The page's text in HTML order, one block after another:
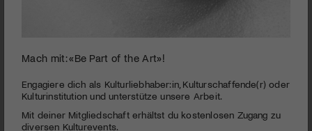
Teilnehmer der ersten Generalversammlung des Schweizer Humors:
Michael Elsener
Montreux Comedy Festival | Generalversammlung
Mach mit: «Be Part of the Art»!
Engagiere dich als Kulturliebhaber:in, Kulturschaffende(r) oder
Kulturinstitution und unterstütze unsere Arbeit.
Mit deiner Mitgliedschaft erhältst du kostenlosen Zugang zu
diversen Kulturevents.